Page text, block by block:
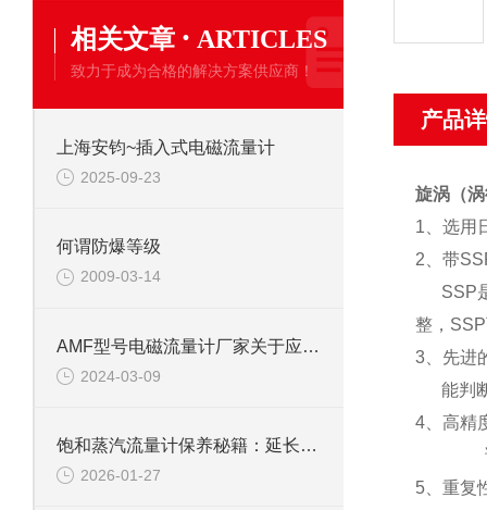
相关文章 · ARTICLES
致力于成为合格的解决方案供应商！
上海安钧~插入式电磁流量计
2025-09-23
何谓防爆等级
2009-03-14
AMF型号电磁流量计厂家关于应用介绍
2024-03-09
饱和蒸汽流量计保养秘籍：延长设备寿命的黄金法则！
2026-01-27
产品
旋涡（
1 、选
2 、带
SSP
整，
3、先进
能判
4、高精
5、重复